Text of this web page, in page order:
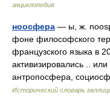
энциклопедия
ноосфера — ы, ж.
фоне философского
французского языка в
активизировались ..
антропосфера,
Исторический словарь